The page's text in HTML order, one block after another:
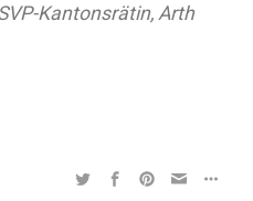
Kantonsrätin, Arth